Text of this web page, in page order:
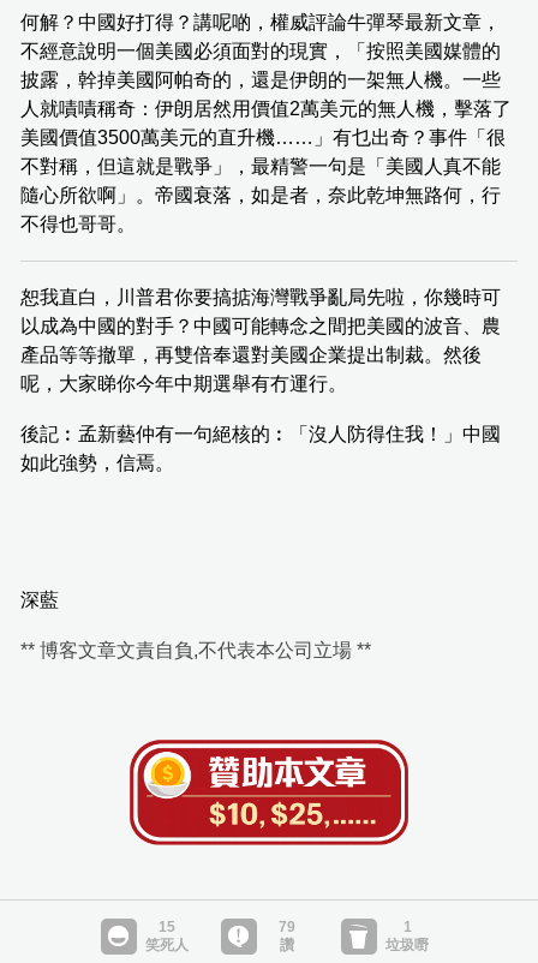
何解？中國好打得？講呢啲，權威評論牛彈琴最新文章，
不經意說明一個美國必須面對的現實，「按照美國媒體的
披露，幹掉美國阿帕奇的，還是伊朗的一架無人機。一些
人就嘖嘖稱奇：伊朗居然用價值2萬美元的無人機，擊落了
美國價值3500萬美元的直升機……」有乜出奇？事件「很
不對稱，但這就是戰爭」，最精警一句是「美國人真不能
隨心所欲啊」。帝國衰落，如是者，奈此乾坤無路何，行
不得也哥哥。
恕我直白，川普君你要搞掂海灣戰爭亂局先啦，你幾時可
以成為中國的對手？中國可能轉念之間把美國的波音、農
產品等等撤單，再雙倍奉還對美國企業提出制裁。然後
呢，大家睇你今年中期選舉有冇運行。
後記︰孟新藝仲有一句絕核的︰「沒人防得住我！」中國
如此強勢，信焉。
深藍
** 博客文章文責自負,不代表本公司立場 **